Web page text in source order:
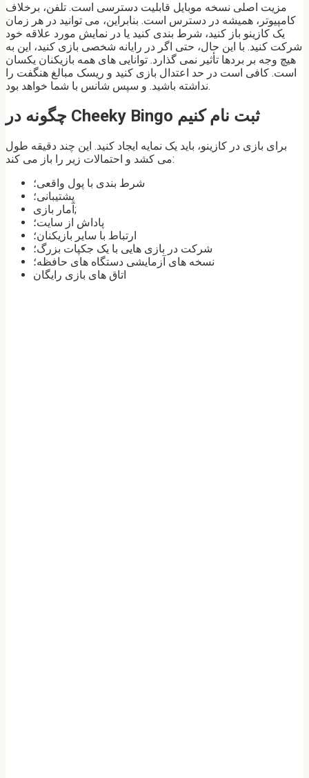
مزیت اصلی نسخه موبایل قابلیت دسترسی است. تلفن، برخلاف
کامپیوتر، همیشه در دسترس است. بنابراین، می توانید در هر زمان
یک کازینو باز کنید، شرط بندی کنید یا در نمایش مورد علاقه خود
شرکت کنید. با این حال، حتی اگر در رایانه شخصی بازی کنید، این به
هیچ وجه بر بردها تأثیر نمی گذارد. توانایی های همه بازیکنان یکسان
است. کافی است در حد اعتدال بازی کنید و ریسک مبالغ هنگفت را
نداشته باشید. و سپس شانس با شما خواهد بود.
چگونه در Cheeky Bingo ثبت نام کنیم
برای بازی در کازینو، باید یک نمایه ایجاد کنید. این چند دقیقه طول
می کشد و احتمالات زیر را باز می کند:
شرط بندی با پول واقعی؛
پشتیبانی؛
آمار بازی;
پاداش از سایت؛
ارتباط با سایر بازیکنان؛
شرکت در بازی هایی با یک جکپات بزرگ؛
نسخه های آزمایشی دستگاه های حافظه؛
اتاق های بازی رایگان